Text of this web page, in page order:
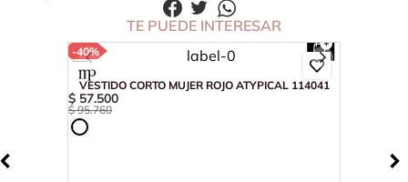
TE PUEDE INTERESAR
-40%
VESTIDO CORTO MUJER ROJO ATYPICAL 114041
$ 57.500
$ 95.760